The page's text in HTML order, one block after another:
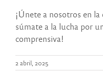
¡Únete a nosotros en
súmate a la lucha por
comprensiva!
2 abril, 2025